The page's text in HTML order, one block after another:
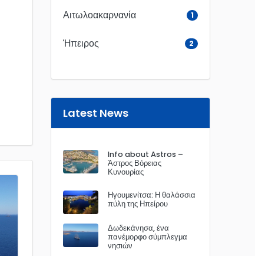
Αιτωλοακαρνανία 1
Ήπειρος 2
Latest News
Info about Astros –
Άστρος Βόρειας
Κυνουρίας
Ηγουμενίτσα: Η θαλάσσια
πύλη της Ηπείρου
Δωδεκάνησα, ένα
πανέμορφο σύμπλεγμα
νησιών